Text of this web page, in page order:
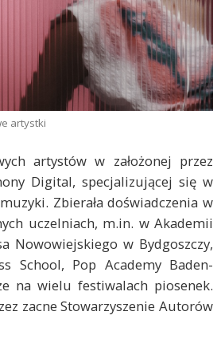
artystki
artystów w założonej przez
Digital, specjalizującej się w
Zbierała doświadczenia w
uczelniach, m.in. w Akademii
Nowowiejskiego w Bydgoszczy,
School, Pop Academy Baden-
na wielu festiwalach piosenek.
zacne Stowarzyszenie Autorów